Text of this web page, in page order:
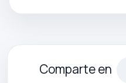
Comparte en